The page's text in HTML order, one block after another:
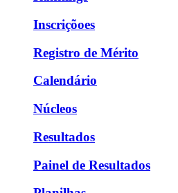
Inscriçõoes
Registro de Mérito
Calendário
Núcleos
Resultados
Painel de Resultados